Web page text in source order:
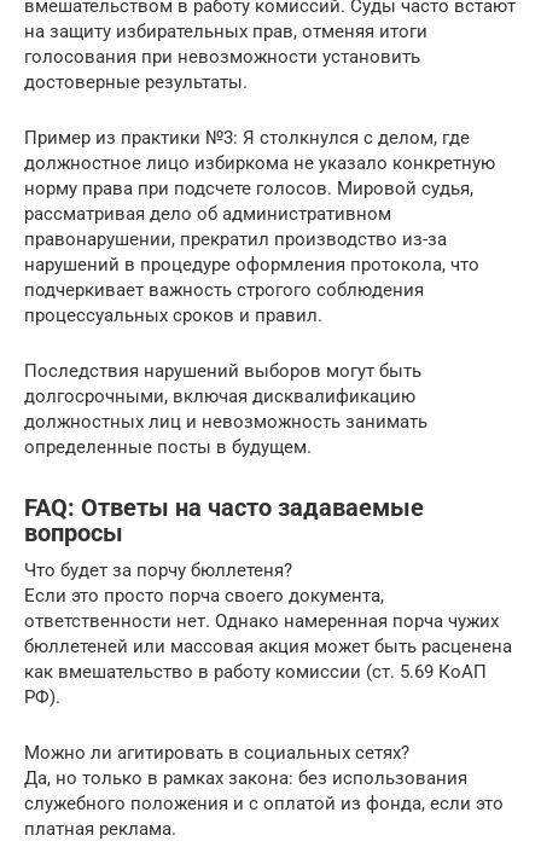
вмешательством в работу комиссий. Суды часто встают
на защиту избирательных прав, отменяя итоги
голосования при невозможности установить
достоверные результаты.
Пример из практики №3: Я столкнулся с делом, где
должностное лицо избиркома не указало конкретную
норму права при подсчете голосов. Мировой судья,
рассматривая дело об административном
правонарушении, прекратил производство из-за
нарушений в процедуре оформления протокола, что
подчеркивает важность строгого соблюдения
процессуальных сроков и правил.
Последствия нарушений выборов могут быть
долгосрочными, включая дисквалификацию
должностных лиц и невозможность занимать
определенные посты в будущем.
FAQ: Ответы на часто задаваемые
вопросы
Что будет за порчу бюллетеня?
Если это просто порча своего документа,
ответственности нет. Однако намеренная порча чужих
бюллетеней или массовая акция может быть расценена
как вмешательство в работу комиссии (ст. 5.69 КоАП
РФ).
Можно ли агитировать в социальных сетях?
Да, но только в рамках закона: без использования
служебного положения и с оплатой из фонда, если это
платная реклама.